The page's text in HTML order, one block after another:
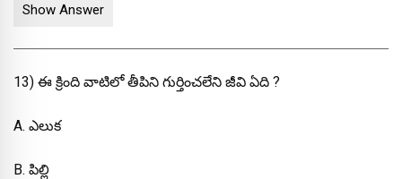
Show Answer
13) ఈ క్రింది వాటిలో తీపిని గుర్తించలేని జీవి ఏది ?
A. ఎలుక
B. పిల్లి